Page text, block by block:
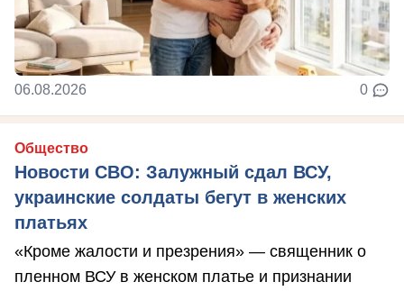
06.08.2026 0
Общество
Новости СВО: Залужный сдал ВСУ,
украинские солдаты бегут в женских
платьях
«Кроме жалости и презрения» — священник о
пленном ВСУ в женском платье и признании